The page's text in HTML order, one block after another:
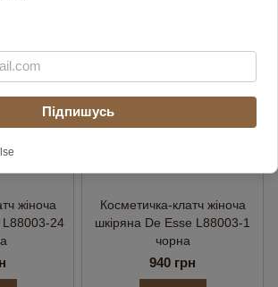
Підпишусь
жіноча
L88003-24
Косметичка-клатч жіноча
шкіряна De Esse L88003-1
чорна
940 грн